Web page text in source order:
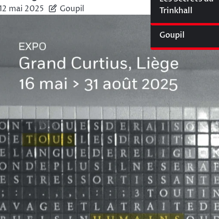
Cyberliège
Trinkhall
Goupil
mai 2025 Goupil